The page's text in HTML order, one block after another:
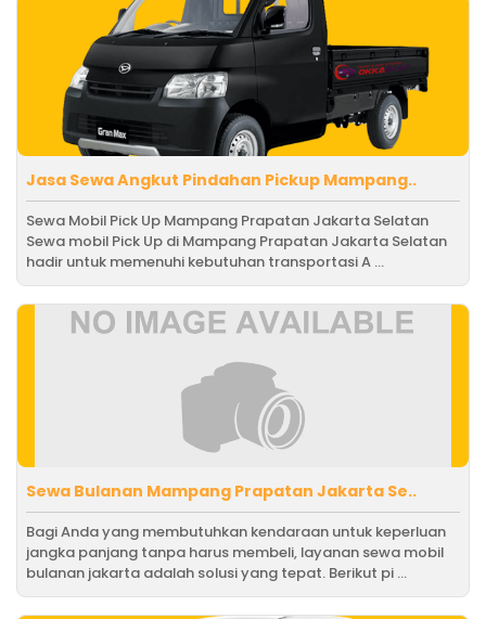
Jasa Sewa Angkut Pindahan Pickup Mampang..
Sewa Mobil Pick Up Mampang Prapatan Jakarta Selatan
Sewa mobil Pick Up di Mampang Prapatan Jakarta Selatan
hadir untuk memenuhi kebutuhan transportasi A ...
Sewa Bulanan Mampang Prapatan Jakarta Se..
Bagi Anda yang membutuhkan kendaraan untuk keperluan
jangka panjang tanpa harus membeli, layanan sewa mobil
bulanan jakarta adalah solusi yang tepat. Berikut pi ...